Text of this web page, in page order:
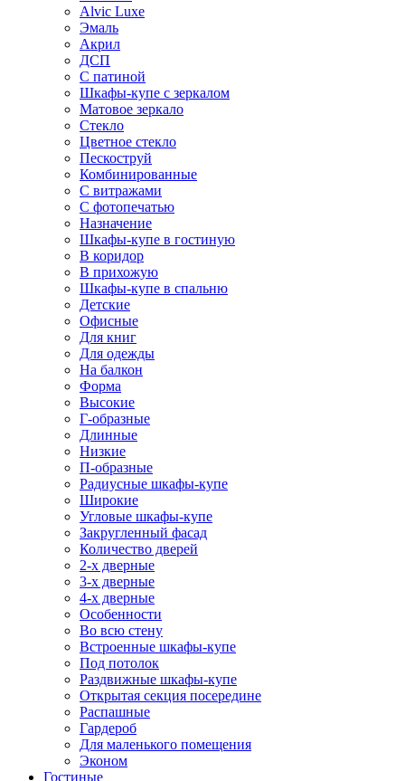
Alvic Luxe
Эмаль
Акрил
ДСП
С патиной
Шкафы-купе с зеркалом
Матовое зеркало
Стекло
Цветное стекло
Пескоструй
Комбинированные
С витражами
С фотопечатью
Назначение
Шкафы-купе в гостиную
В коридор
В прихожую
Шкафы-купе в спальню
Детские
Офисные
Для книг
Для одежды
На балкон
Форма
Высокие
Г-образные
Длинные
Низкие
П-образные
Радиусные шкафы-купе
Широкие
Угловые шкафы-купе
Закругленный фасад
Количество дверей
2-х дверные
3-х дверные
4-х дверные
Особенности
Во всю стену
Встроенные шкафы-купе
Под потолок
Раздвижные шкафы-купе
Открытая секция посередине
Распашные
Гардероб
Для маленького помещения
Эконом
Гостиные